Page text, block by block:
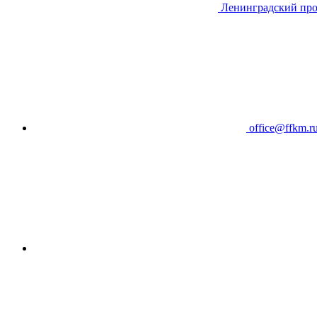
Ленинградский
office@ffkm.ru